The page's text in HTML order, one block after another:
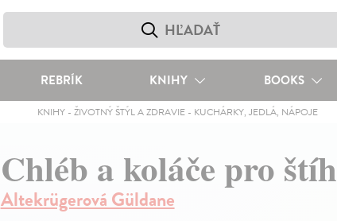
REBRÍK KNIHY BOOKS
KNIHY -ŽIVOTNÝ ŠTÝL A ZDRAVIE - KUCHÁRKY, JEDLÁ, NÁPOJE
Chléb a koláče pro
Altekrügerová Güldane